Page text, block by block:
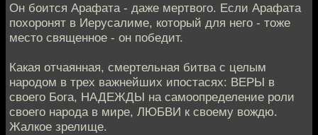
Он боится Арафата - даже мертвого. Если Арафата
похоронят в Иерусалиме, который для него - тоже
место священное - он победит.
Какая отчаянная, смертельная битва с целым
народом в трех важнейших ипостасях: ВЕРЫ в
своего Бога, НАДЕЖДЫ на самоопределение роли
своего народа в мире, ЛЮБВИ к своему вождю.
Жалкое зрелище.